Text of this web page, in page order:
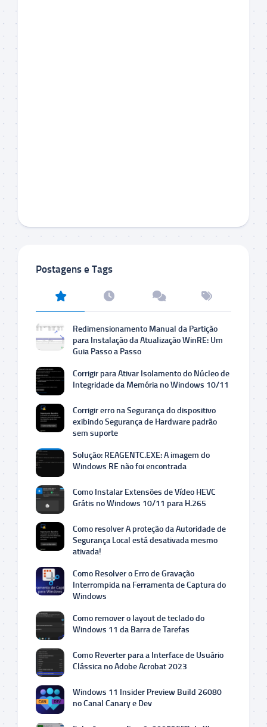
Postagens e Tags
Redimensionamento Manual da Partição
para Instalação da Atualização WinRE: Um
Guia Passo a Passo
Corrigir para Ativar Isolamento do Núcleo de
Integridade da Memória no Windows 10/11
Corrigir erro na Segurança do dispositivo
exibindo Segurança de Hardware padrão
sem suporte
Solução: REAGENTC.EXE: A imagem do
Windows RE não foi encontrada
Como Instalar Extensões de Vídeo HEVC
Grátis no Windows 10/11 para H.265
Como resolver A proteção da Autoridade de
Segurança Local está desativada mesmo
ativada!
Como Resolver o Erro de Gravação
Interrompida na Ferramenta de Captura do
Windows
Como remover o layout de teclado do
Windows 11 da Barra de Tarefas
Como Reverter para a Interface de Usuário
Clássica no Adobe Acrobat 2023
Windows 11 Insider Preview Build 26080
no Canal Canary e Dev